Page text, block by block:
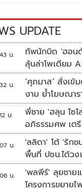
UPDATE
น.
ทัพนักบิด 'ฮอน
ลุ้นล่าโพเดียม
กา
น.
‘ศุภมาส’ สั่งเข้
งาม ย้ำโฆษณา
น.
พี่ชาย 'ฮลุน โซ
อภิธรรมศพ เต
ส.ค.
น.
'ลลิดา' โต้ 'รัก
พื้นที่ ปชน.ได้วง
น.
'พลพีร์' ลุยชาย
โครงการขยาย